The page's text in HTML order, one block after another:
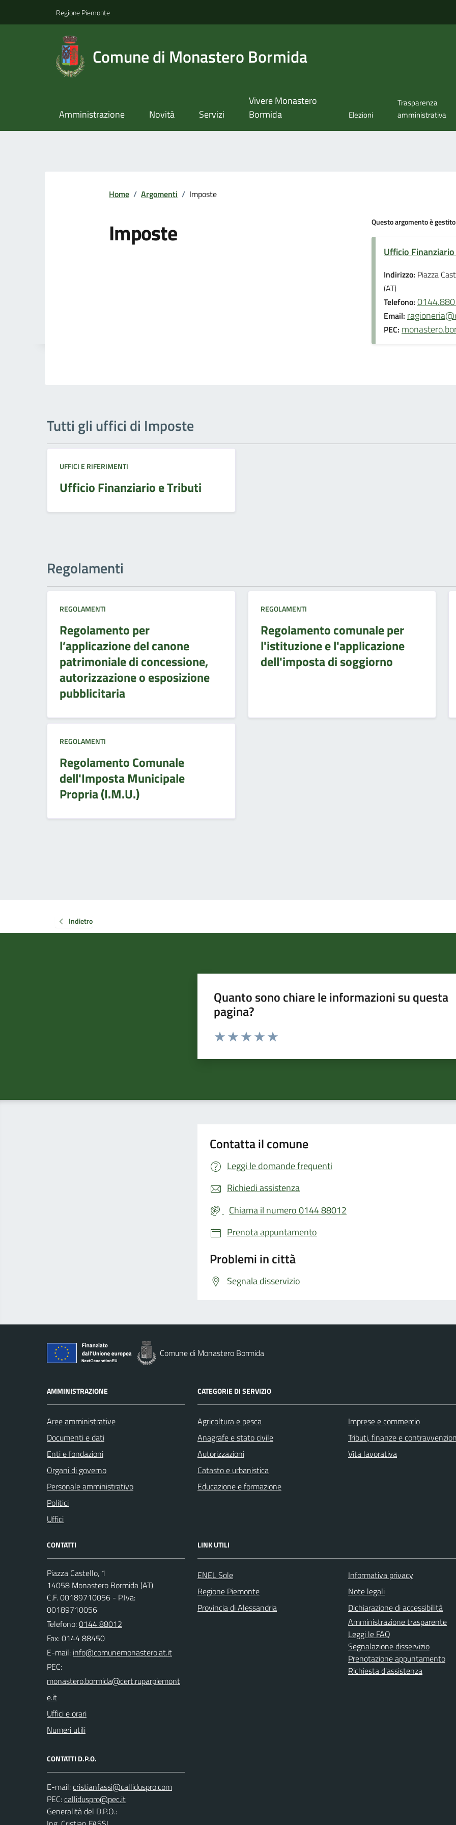
Regione Piemonte
Comune di Monastero Bormida
Amministrazione Novità Servizi
Vivere Monastero
Bormida
Elezioni
Trasparenza
amministrativa
Home / Argomenti / Imposte
Imposte Questo argomento è
Ufficio
Indirizzo: Piazza
(AT)
Telefono:
Email:
PEC:
Tutti gli uffici di Imposte
UFFICI E RIFERIMENTI
Ufficio Finanziario e Tributi
Regolamenti
REGOLAMENTI
Regolamento per
l’applicazione del canone
patrimoniale di concessione,
autorizzazione o esposizione
pubblicitaria
REGOLAMENTI
Regolamento comunale per
l'istituzione e l'applicazione
dell'imposta di soggiorno
REGOLAMENTI
Regolamento Comunale
dell'Imposta Municipale
Propria (I.M.U.)
Indietro
Quanto sono chiare le informazioni su questa
pagina?
Valuta da 1 a 5 stelle la pagina
Contatta il comune
Leggi le domande frequenti
Richiedi assistenza
Chiama il numero 0144 88012
Prenota appuntamento
Problemi in città
Segnala disservizio
Comune di Monastero Bormida
AMMINISTRAZIONE
Aree amministrative
Documenti e dati
Enti e fondazioni
Organi di governo
Personale amministrativo
Politici
Uffici
CATEGORIE DI SERVIZIO
Agricoltura e pesca
Anagrafe e stato civile
Autorizzazioni
Catasto e urbanistica
Educazione e formazione
Imprese e commercio
Tributi, finanze e
Vita lavorativa
CONTATTI
Piazza Castello, 1
14058 Monastero Bormida (AT)
C.F. 00189710056 - P.Iva:
00189710056
Telefono:0144 88012
Fax: 0144 88450
E-mail:
PEC:
Uffici e orari
Numeri utili
CONTATTI D.P.O.
E-mail:
PEC:
Generalità del D.P.O.:
LINK UTILI
ENEL Sole
Regione Piemonte
Provincia di Alessandria
Informativa privacy
Note legali
Dichiarazione di accessibilità
Amministrazione trasparente
Leggi le FAQ
Segnalazione disservizio
Prenotazione appuntamento
Richiesta d'assistenza